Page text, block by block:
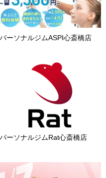
パーソナルジムASPI心斎橋店
パーソナルジムRat心斎橋店